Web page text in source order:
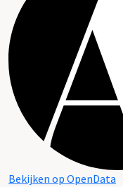
Bekijken op OpenData